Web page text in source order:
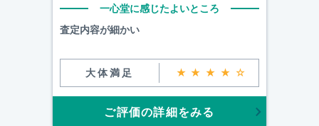
一心堂に感じたよいところ
査定内容が細かい
大体満足 ★★★★☆
ご評価の詳細をみる